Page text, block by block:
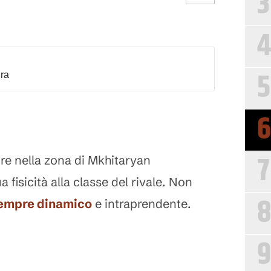
nella zona di Mkhitaryan
fisicità alla classe del rivale. Non
dinamico e intraprendente.
4
5
6
7
8
9